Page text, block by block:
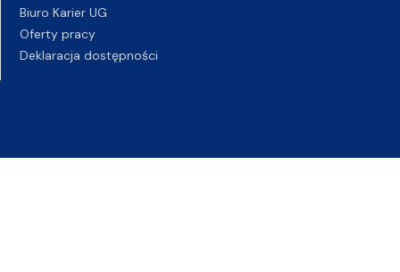
Biuro Karier UG
Oferty pracy
Deklaracja dostępności